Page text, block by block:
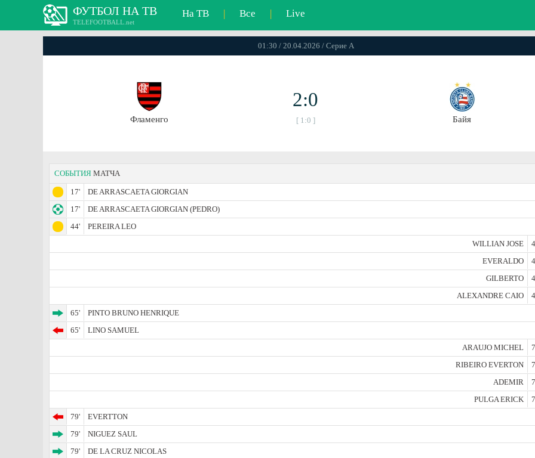
ФУТБОЛ НА ТВ
TELEFOOTBALL.net
На ТВ | Все | Live
01:30 / 20.04.2026 / Серие А
Фламенго
2:0
[ 1:0 ] Байя
СОБЫТИЯ МАТЧА
17'
DE ARRASCAETA GIORGIAN
17'
DE ARRASCAETA GIORGIAN (PEDRO)
44'
PEREIRA LEO
WILLIAN JOSE
EVERALDO
GILBERTO
ALEXANDRE CAIO
65'
PINTO BRUNO HENRIQUE
65'
LINO SAMUEL
ARAUJO MICHEL
RIBEIRO EVERTON
ADEMIR
PULGA ERICK
79'
EVERTTON
79'
NIGUEZ SAUL
79'
DE LA CRUZ NICOLAS